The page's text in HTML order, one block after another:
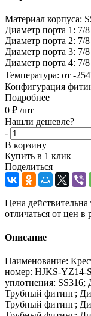
Материал корпуса:
Диаметр порта 1: 7/
Диаметр порта 2: 7/
Диаметр порта 3: 7/
Диаметр порта 4: 7/
Температура: от -
Конфигурация
Подробнее
0 ₽ /шт
Нашли дешевле?
-
В корзину
Купить в 1 клик
Поделиться
Цена
отличаться от цен
Описание
Наименование:
номер: HJKS-YZ14-
уплотнения: SS316;
Трубный фитинг;
Трубный фитинг;